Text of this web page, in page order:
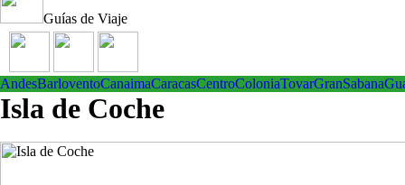
Guías de Viaje
AndesBarloventoCanaimaCaracasCentroColoniaTovarGranSabana
Isla de Coche